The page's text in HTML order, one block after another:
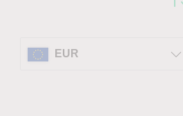
EUR